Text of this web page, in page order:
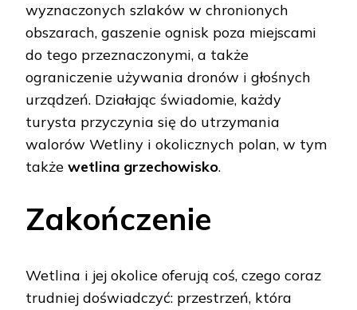
wyznaczonych szlaków w chronionych
obszarach, gaszenie ognisk poza miejscami
do tego przeznaczonymi, a także
ograniczenie używania dronów i głośnych
urządzeń. Działając świadomie, każdy
turysta przyczynia się do utrzymania
walorów Wetliny i okolicznych polan, w tym
także wetlina grzechowisko.
Zakończenie
Wetlina i jej okolice oferują coś, czego coraz
trudniej doświadczyć: przestrzeń, która